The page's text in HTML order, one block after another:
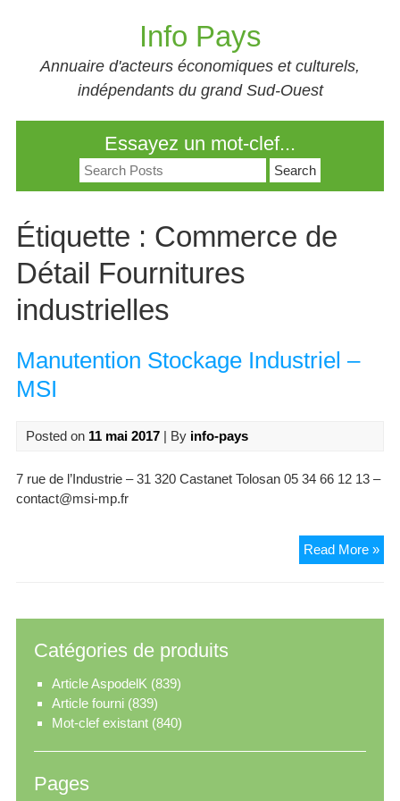
Info Pays
Annuaire d'acteurs économiques et culturels,
indépendants du grand Sud-Ouest
Essayez un mot-clef...
Search
for:
Étiquette : Commerce de
Détail Fournitures
industrielles
Manutention Stockage Industriel –
MSI
Posted on 11 mai 2017| By info-pays
7 rue de l’Industrie – 31 320 Castanet Tolosan 05 34 66 12 13 –
contact@msi-mp.fr
Read More »
Catégories de produits
Article AspodelK (839)
Article fourni (839)
Mot-clef existant (840)
Pages